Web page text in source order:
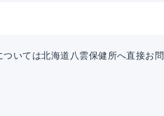
いては北海道八雲保健所へ直接お問